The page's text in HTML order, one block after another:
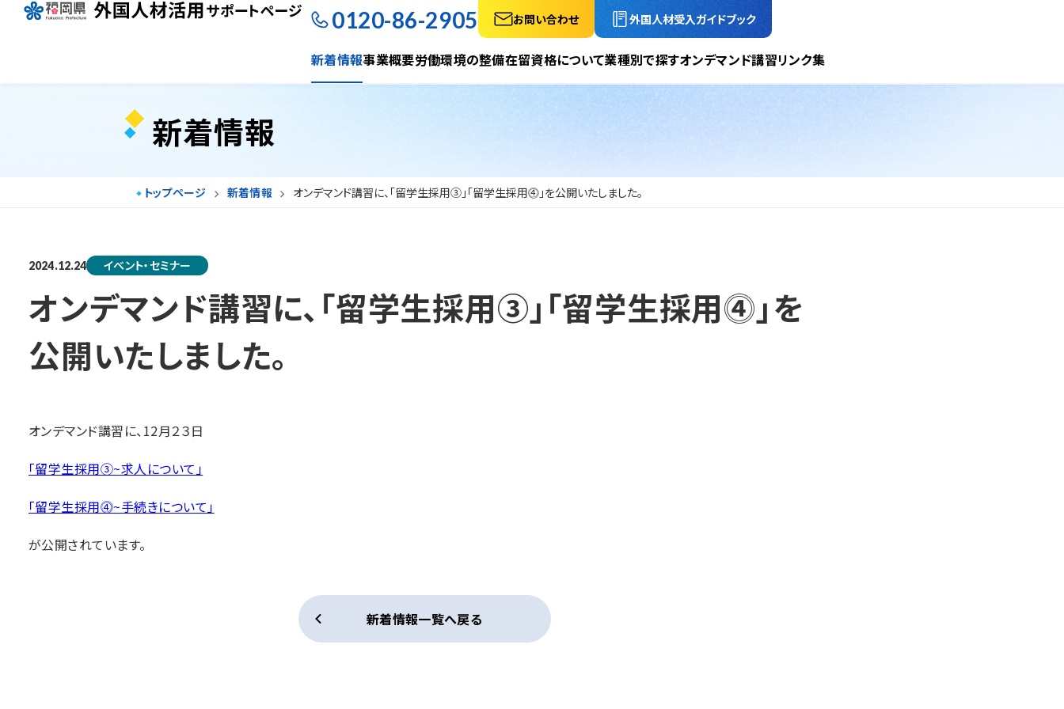
0120-86-2905 お問い合わせ 外国人材受入ガイドブック
新着情報事業概要労働環境の整備在留資格について業種別で探すオンデマンド講習リンク集
新着情報
トップページ 新着情報 オンデマンド講習に、「留学生採用③」「留学生採用⓸」を公開いたしました。
2024.12.24 イベント・セミナー
オンデマンド講習に、「留学生採用③」「留学生採用⓸」を
公開いたしました。
オンデマンド講習に、12月２３日
「留学生採用③~求人について」
「留学生採用⓸~手続きについて」
が公開されています。
新着情報一覧へ戻る